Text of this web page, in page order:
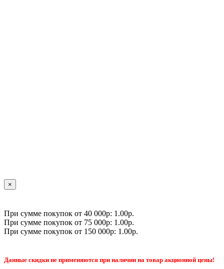
×
При сумме покупок от 40 000р: 1.00р.
При сумме покупок от 75 000р: 1.00р.
При сумме покупок от 150 000р: 1.00р.
Данные скидки не применяются при наличии на товар акционной цены!